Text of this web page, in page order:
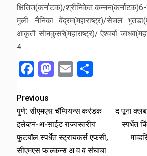
क्षितिज(कर्नाटक)/श्रीनिकेत
मुली: नैनिका बेंद्रम(महाराष्ट्र)/सेजल
आकृती सोनकुसरे(महाराष्ट्र)/ ऐश्वर्या
4
Facebook
Mastodon
Email
Previous
पुणे: सीएमएस चॅम्पियन्स करंडक
इलेव्हन-अ-साईड राज्यस्तरीय
फुटबॉल स्पर्धेत स्ट्रायकर्स एफसी,
सीएमएस फाल्कन्स अ व ब संघाचा
द पूना
स्पर्धेत